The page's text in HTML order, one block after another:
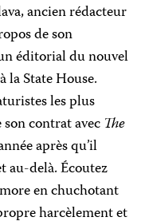
ancien rédacteur
de son
éditorial du nouvel
la State House.
les plus
contrat avecThe
après qu’il
au-delà. Écoutez
en chuchotant
harcèlement et